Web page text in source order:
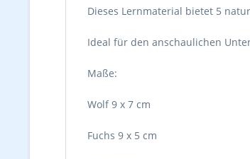
Dieses Lernmaterial bietet 5
Ideal für den anschaulichen
Maße:
Wolf 9 x 7 cm
Fuchs 9 x 5 cm